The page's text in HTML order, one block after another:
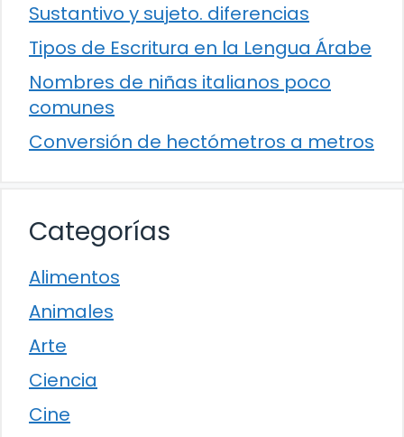
Sustantivo y sujeto. diferencias
Tipos de Escritura en la Lengua Árabe
Nombres de niñas italianos poco
comunes
Conversión de hectómetros a metros
Categorías
Alimentos
Animales
Arte
Ciencia
Cine